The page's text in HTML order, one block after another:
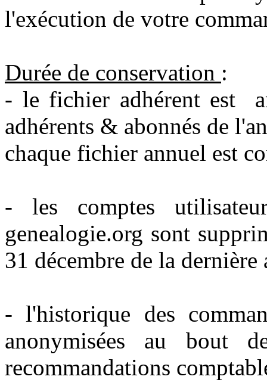
l'exécution de votre
Durée de conservation :
- le fichier adhérent est
adhérents & abonnés de
chaque fichier annuel est
- les comptes
genealogie.org sont
31 décembre de la dernière
- l'historique des
anonymisées au bout
recommandations